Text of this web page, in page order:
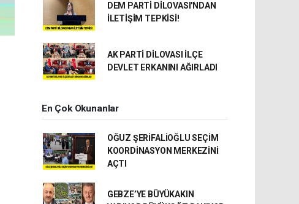
DEM PARTİ DİLOVASI'NDAN
İLETİŞİM TEPKİSİ!
AK PARTİ DİLOVASI İLÇE
DEVLET ERKANINI AĞIRLADI
En Çok Okunanlar
OĞUZ ŞERİFALİOĞLU SEÇİM
KOORDİNASYON MERKEZİNİ
AÇTI
GEBZE’YE BÜYÜKAKIN